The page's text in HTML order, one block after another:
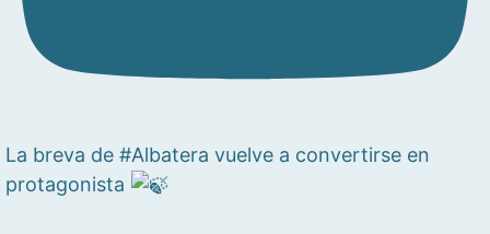
La breva de #Albatera vuelve a convertirse en
protagonista